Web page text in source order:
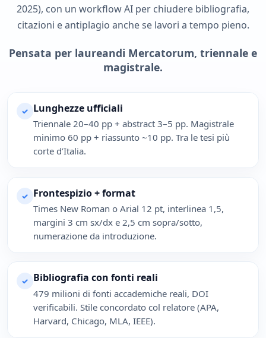
2025), con un workflow AI per chiudere bibliografia,
citazioni e antiplagio anche se lavori a tempo pieno.
Pensata per laureandi Mercatorum, triennale e
magistrale.
✓ Lunghezze ufficiali
Triennale 20–40 pp + abstract 3–5 pp. Magistrale
minimo 60 pp + riassunto ~10 pp. Tra le tesi più
corte d’Italia.
✓ Frontespizio + format
Times New Roman o Arial 12 pt, interlinea 1,5,
margini 3 cm sx/dx e 2,5 cm sopra/sotto,
numerazione da introduzione.
✓ Bibliografia con fonti reali
479 milioni di fonti accademiche reali, DOI
verificabili. Stile concordato col relatore (APA,
Harvard, Chicago, MLA, IEEE).